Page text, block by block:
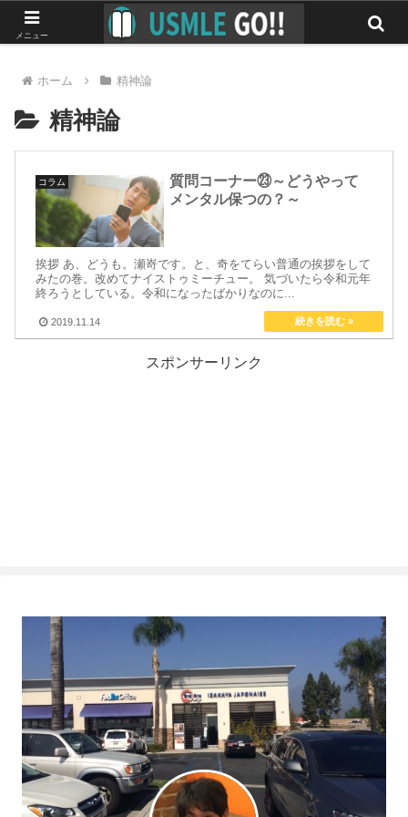
みんなで作る最強のUSMLEマニュアル
ホーム 精神論
精神論
コラム
質問コーナー㉓～どうやって
メンタル保つの？～
挨拶 あ、どうも。瀬嵜です。と、奇をてらい普通の挨拶をして
みたの巻。改めてナイストゥミーチュー。 気づいたら令和元年
終ろうとしている。令和になったばかりなのに...
2019.11.14
スポンサーリンク
メニュー